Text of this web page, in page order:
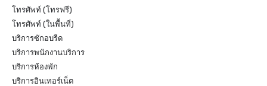
โทรศัพท์ (โทรฟรี)
โทรศัพท์ (ในพื้นที่)
บริการซักอบรีด
บริการพนักงานบริการ
บริการห้องพัก
บริการอินเทอร์เน็ต